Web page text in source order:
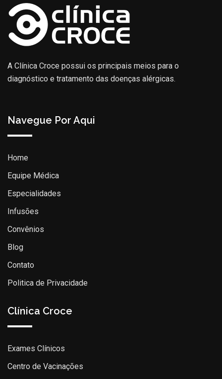
A Clínica Croce possui os principais meios para o
diagnóstico e tratamento das doenças alérgicas.
Navegue Por Aqui
Home
Equipe Médica
Especialidades
Infusões
Convênios
Blog
Contato
Politica de Privacidade
Clínica Croce
Exames Clínicos
Centro de Vacinações